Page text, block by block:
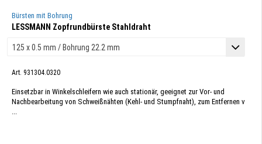
Bürsten mit Bohrung
LESSMANN Zopfrundbürste Stahldraht
Art. 931304.0320
Einsetzbar in Winkelschleifern wie auch stationär, geeignet zur Vor- und
Nachbearbeitung von Schweißnähten (Kehl- und Stumpfnaht), zum Entfernen v
...